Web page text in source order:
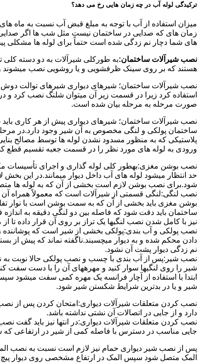
ترکیدگی لوله آب در چه زمان هایی رخ می دهد؟
میزان استفاده از آب با توجه به مبلغ قبض آب نسبت به ماه
زمان های که صدایی در ساختمان نیست مثل شب ها اگر صدایی
های شما دچار نم زدگی شده است حتماً برای لوله ها مشکلی
نصب شیرآلات ساختمان:به طورکلی شیرآلات به دو دسته کلی
هستند که بر روی سینک ظرفشویی و یا روشویی نصب میشوند و
نصب شیرآلات ساختمان؛ شیرهای دیواری شیرهای توالت دوش
استفاده کرد زیرا در قسمت زیر آن میتوان شلنگ نصب کرد و
صورت مرحله به مرحله بیان شده است.
نصب شیرآلات ساختمان؛ شیرهای دیواری پیش از هر کاری باید
ساختمان پولکی و لنگی مخصوص به آن شیر وجود دارد.در
پلاستیکی که به منظور مسدود نشدن لوله ها توسط مصالح
ورودی به لوله های مورد نظر را در قسمت جعبه تقسیم قطع
نصب بوشن مغزی:بهطور کلی لوله گذاری و اجرای تأسیسات
حد انتظار میشود لوله های آب داخل دیوار میمانند.در این
شود.برای نصب بوشن لازم است بخشی از آن که به لوله ها
نصب لنگی:لنگی قسمتی از شیرآلات است که معمولاً همراه
بوشن مغزی باید بخشی از آن که به سمت بوشن است با نوار
ساختمان باید دقت شود که فاصله بین دو لنگی دقیقه به اندازه
نیز با کامل شدن نصب لنگیها یک تراز بر روی آن قرار داده تا
نصب پولکی و آب بندی:پولکی بخشی از شیر است که
دادن محکم شده و به دیوار میچسبند.ناگفته نماند که پیش از
نم زدگی دیوار پشت آن نشود.
نصب شیر:پس از آب بندی با چسب و نصب پولکی حالا نوبت به
شیر را روی لنگیها سوار کنید و مهرههای آن را با دست سفت
ابتدا با استفاده از آچار فرانسه یک مهره کمی سفت
شیر و یا در بدترین شرایط شکستن شیر شود.
نصب کردن متعلقات شیرآلات دیواری:امتحان کردن پس از نصب
دارد و از جایی در اتصالات آن نشتی نداشته باشد.
نصب کردن متعلقات شیرآلات دیواری:در انتها نیز باید گفت
جایی مناسب در دسترس با فاصله کمی از شیر در ارتفاعی که
پس از نصب شیر دیواری حمام نیز لازم است نسبت به نصب
المک متصل شود سپس المک در ارتفاع مشخصی روی دیوار